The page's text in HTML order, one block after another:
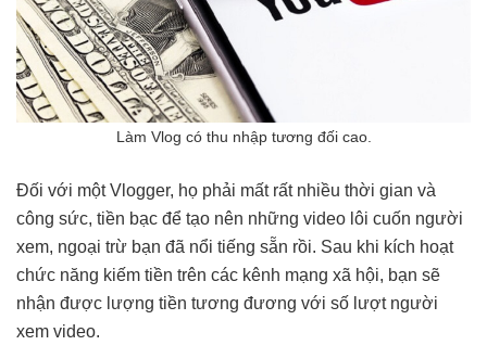
Làm Vlog có thu nhập tương đối cao.
Đối với một Vlogger, họ phải mất rất nhiều thời gian và
công sức, tiền bạc để tạo nên những video lôi cuốn người
xem, ngoại trừ bạn đã nổi tiếng sẵn rồi. Sau khi kích hoạt
chức năng kiếm tiền trên các kênh mạng xã hội, bạn sẽ
nhận được lượng tiền tương đương với số lượt người
xem video.